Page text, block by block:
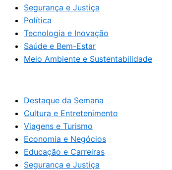
Segurança e Justiça
Política
Tecnologia e Inovação
Saúde e Bem-Estar
Meio Ambiente e Sustentabilidade
Destaque da Semana
Cultura e Entretenimento
Viagens e Turismo
Economia e Negócios
Educação e Carreiras
Segurança e Justiça